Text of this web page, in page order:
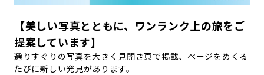
【美しい写真とともに、ワンランク上の旅をご
提案しています】
選りすぐりの写真を大きく見開き頁で掲載、ページをめくる
たびに新しい発見があります。